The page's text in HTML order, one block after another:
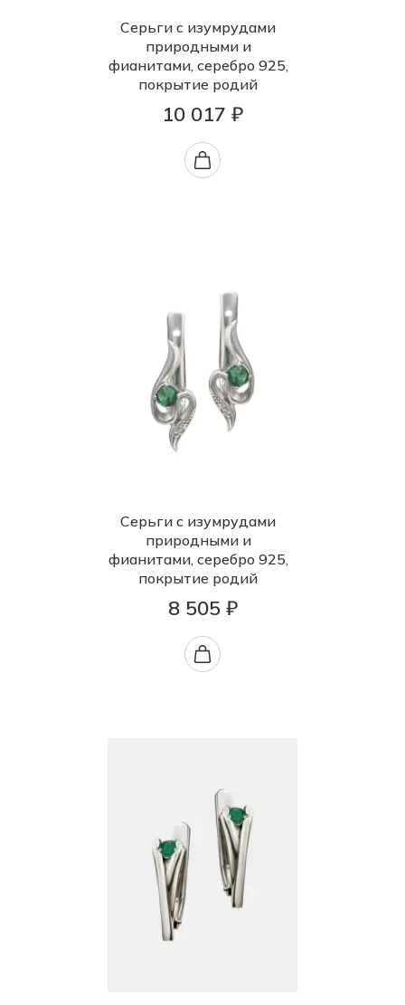
Серьги с изумрудами
природными и
фианитами, серебро 925,
покрытие родий
10 017 ₽
Серьги с изумрудами
природными и
фианитами, серебро 925,
покрытие родий
8 505 ₽